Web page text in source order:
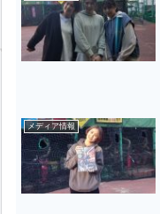
メディア情報